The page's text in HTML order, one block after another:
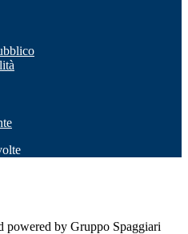
powered by Gruppo Spaggiari